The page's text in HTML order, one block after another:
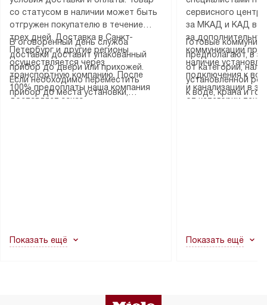
со статусом в наличии может быть
отгружен покупателю в течение
трех дней. Доставка в Санкт-
Петербург и другие регионы
осуществляется через
транспортную компанию. После
100% предоплаты наша компания
доставляет заказ
В оговоренный день служба
доставки доставит упакованный
прибор до двери или прихожей.
Если необходимо переместить
прибор до места установки,
в гарантийном ремонте в будущем.
Показать ещё
сервисного
за МКАД и КАД
за
коммуникации
наличие
подключения к
и канализации в
от категории
Готовые
предполагают, в
от категории,
установленной
к воде, крана и
не включаются:
Показать ещё